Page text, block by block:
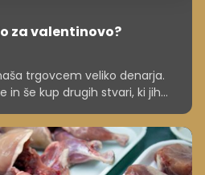
za valentinovo?
trgovcem veliko denarja.
in še kup drugih stvari, ki jih
ljubljene osebe. Kakšni so